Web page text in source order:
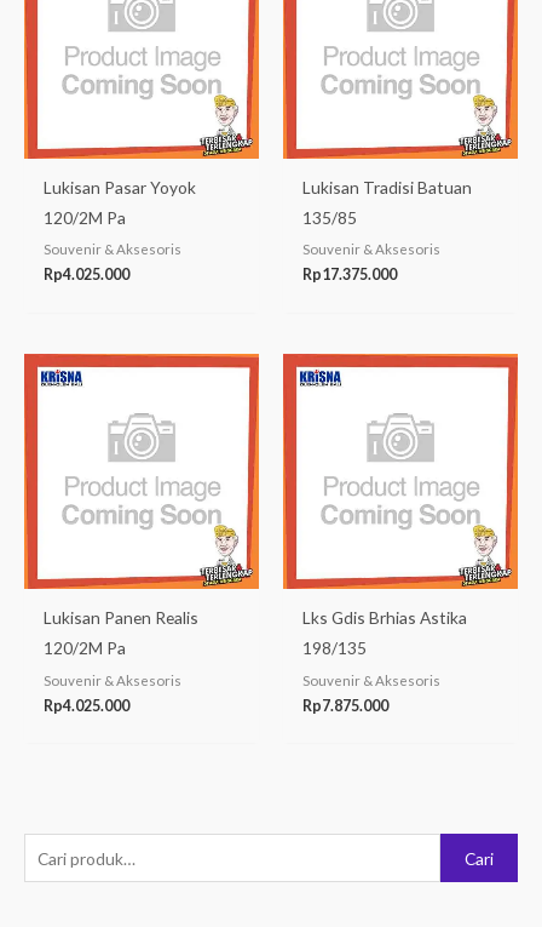
e
Cari
Lukisan Pasar Yoyok
120/2M Pa
Souvenir & Aksesoris
Rp4.025.000
Lukisan Tradisi Batuan
135/85
Souvenir & Aksesoris
Rp17.375.000
Lukisan Panen Realis
120/2M Pa
Souvenir & Aksesoris
Rp4.025.000
Lks Gdis Brhias Astika
198/135
Souvenir & Aksesoris
Rp7.875.000